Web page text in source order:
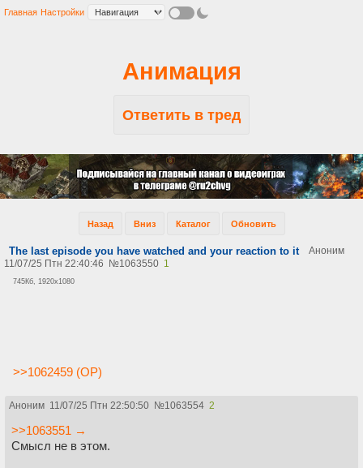
Главная Настройки
Анимация
Ответить в тред
Назад Вниз Каталог Обновить
The last episode you have watched and your reaction to it
Аноним
11/07/25 Птн 22:40:46
№1063550 1
745Кб, 1920x1080
>>1062459 (OP)
Аноним 11/07/25 Птн 22:50:50 №1063554 2
>>1063551 →
Смысл не в этом.